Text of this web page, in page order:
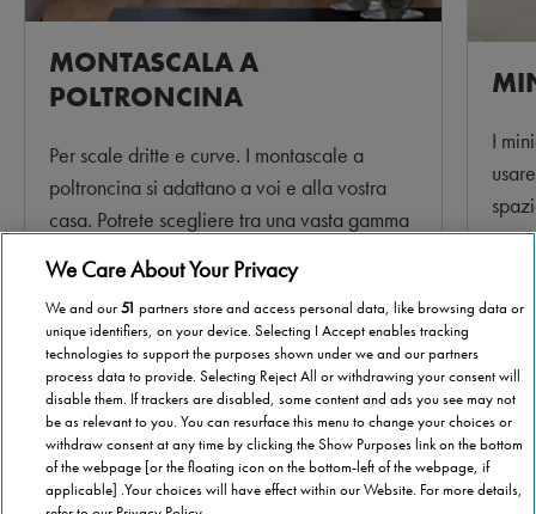
MONTASCALA A
POLTRONCINA
Per scale dritte e curve. I montascale a
poltroncina si adattano a voi e alla vostra
casa. Potrete scegliere tra una vasta gamma
Per saperne di più >
I
non
Per
Scorri per maggiori informazioni
We Care About Your Privacy
We and our51 partners store and access personal data, like browsing data or
unique identifiers, on your device. Selecting I Accept enables tracking
technologies to support the purposes shown under we and our partners
process data to provide. Selecting Reject All or withdrawing your consent will
disable them. If trackers are disabled, some content and ads you see may not
be as relevant to you. You can resurface this menu to change your choices or
withdraw consent at any time by clicking the Show Purposes link on the bottom
of the webpage [or the floating icon on the bottom-left of the webpage, if
applicable] .Your choices will have effect within our Website. For more details,